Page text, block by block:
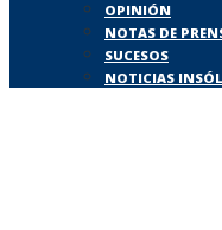
OPINIÓN
NOTAS DE
SUCESOS
NOTICIAS